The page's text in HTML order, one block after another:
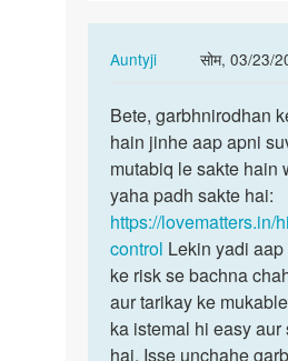
Auntyji
सोम, 03/23/
In
to
Garbnirodak
Goli
kese
le
aor…
by
Asheesh
Bete,
garbhnirodhan
ke
kai…
Bete, garbhnirodhan
hain jinhe aap apni
mutabiq le sakte hain
yaha padh sakte hai:
https://lovematters.in/
control Lekin yadi
ke risk se bachna
aur tarikay ke
ka istemal hi easy aur
hai. Isse unchahe